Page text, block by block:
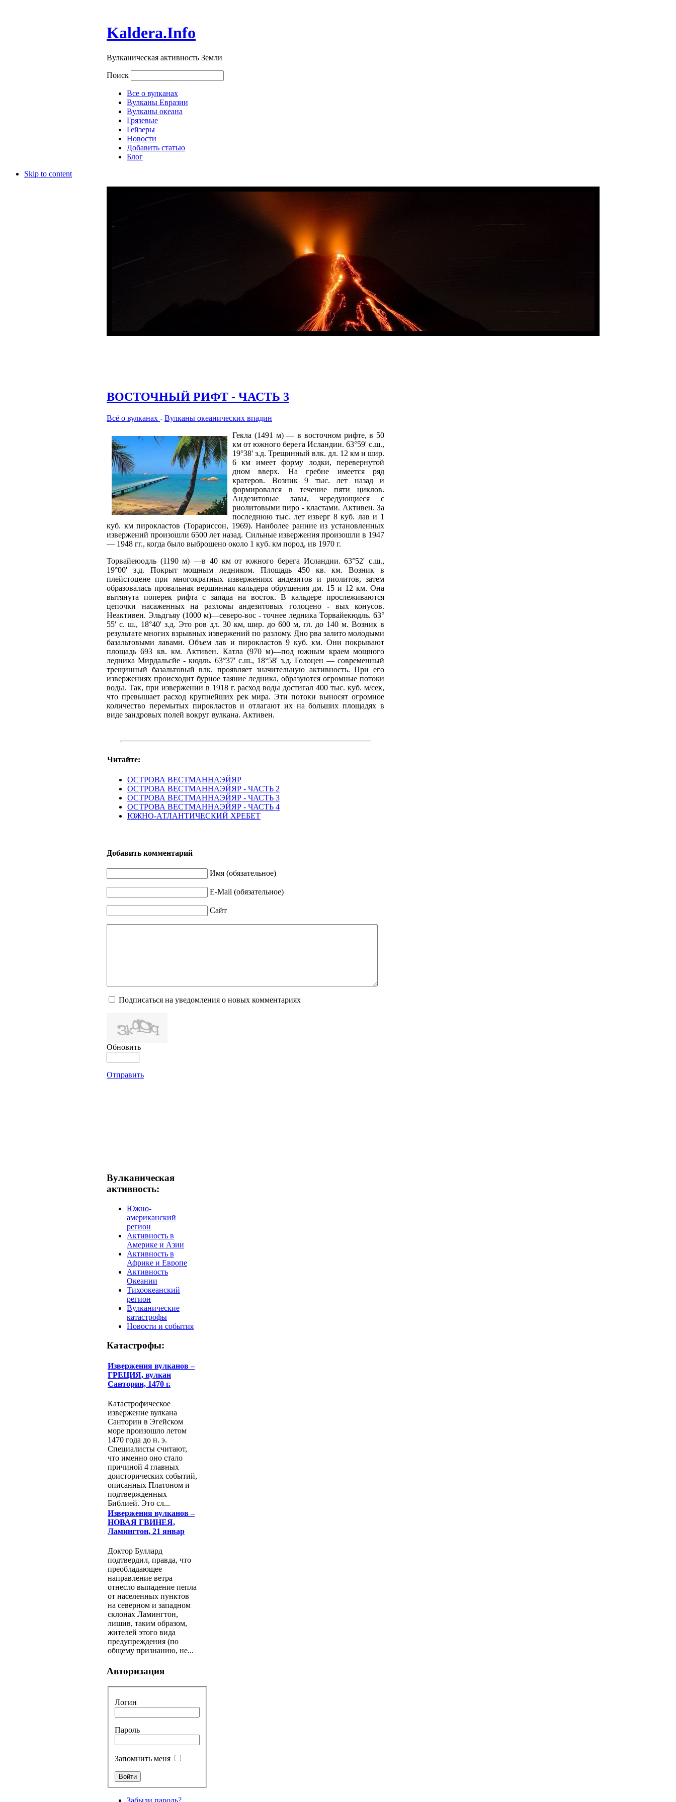
Kaldera.Info
Вулканическая активность Земли
Поиск
Все о вулканах
Вулканы Евразии
Вулканы океана
Грязевые
Гейзеры
Новости
Добавить статью
Блог
Skip to content
ВОСТОЧНЫЙ РИФТ - ЧАСТЬ 3
Всё о вулканах - Вулканы океанических впадин
Гекла (1491 м) — в восточном рифте, в 50
км от южного берега Исландии. 63°59' с.ш.,
19°38' з.д. Трещинный влк. дл. 12 км и шир.
6 км имеет форму лодки, перевернутой
дном вверх. На гребне имеется ряд
кратеров. Возник 9 тыс. лет назад и
формировался в течение пяти циклов.
Андезитовые лавы, чередующиеся с
риолитовыми пиро - кластами. Активен. За
последнюю тыс. лет изверг 8 куб. лав и 1
куб. км пирокластов (Торариссон, 1969). Наиболее ранние из установленных
извержений произошли 6500 лет назад. Сильные извержения произошли в 1947
— 1948 гг., когда было выброшено около 1 куб. км пород, ив 1970 г.
Торвайеюодль (1190 м) —в 40 км от южного берега Исландии. 63°52' с.ш.,
19°00' з.д. Покрыт мощным ледником. Площадь 450 кв. км. Возник в
плейстоцене при многократных извержениях андезитов и риолитов, затем
образовалась провальная вершинная кальдера обрушения дм. 15 и 12 км. Она
вытянута поперек рифта с запада на восток. В кальдере прослеживаются
цепочки насаженных на разломы андезитовых голоцено - вых конусов.
Неактивен. Эльдгьяу (1000 м)—северо-вос - точнее ледника Торвайекюдль. 63°
55' с. ш., 18°40' з.д. Это ров дл. 30 км, шир. до 600 м, гл. до 140 м. Возник в
результате многих взрывных извержений по разлому. Дно рва залито молодыми
базальтовыми лавами. Объем лав и пирокластов 9 куб. км. Они покрывают
площадь 693 кв. км. Активен. Катла (970 м)—под южным краем мощного
ледника Мирдальсйе - кюдль. 63°37' с.ш., 18°58' з.д. Голоцен — современный
трещинный базальтовый влк. проявляет значительную активность. При его
извержениях происходит бурное таяние ледника, образуются огромные потоки
воды. Так, при извержении в 1918 г. расход воды достигал 400 тыс. куб. м/сек,
что превышает расход крупнейших рек мира. Эти потоки выносят огромное
количество перемытых пирокластов и отлагают их на больших площадях в
виде зандровых полей вокруг вулкана. Активен.
Читайте:
ОСТРОВА ВЕСТМАННАЭЙЯР
ОСТРОВА ВЕСТМАННАЭЙЯР - ЧАСТЬ 2
ОСТРОВА ВЕСТМАННАЭЙЯР - ЧАСТЬ 3
ОСТРОВА ВЕСТМАННАЭЙЯР - ЧАСТЬ 4
ЮЖНО-АТЛАНТИЧЕСКИЙ ХРЕБЕТ
Добавить комментарий
Имя (обязательное)
E-Mail (обязательное)
Сайт
Подписаться на уведомления о новых комментариях
Обновить
Отправить
Вулканическая
активность:
Южно-
американский
регион
Активность в
Америке и Азии
Активность в
Африке и Европе
Активность
Океании
Тихоокеанский
регион
Вулканические
катастрофы
Новости и события
Катастрофы:
Извержения вулканов –
ГРЕЦИЯ, вулкан
Санторин, 1470 г.
Катастрофическое
извержение вулкана
Санторин в Эгейском
море произошло летом
1470 года до н. э.
Специалисты считают,
что именно оно стало
причиной 4 главных
доисторических событий,
описанных Платоном и
подтвержденных
Библией. Это сл...
Извержения вулканов –
НОВАЯ ГВИНЕЯ,
Ламингтон, 21 январ
Доктор Буллард
подтвердил, правда, что
преобладающее
направление ветра
отнесло выпадение пепла
от населенных пунктов
на северном и западном
склонах Ламингтон,
лишив, таким образом,
жителей этого вида
предупреждения (по
общему признанию, не...
Авторизация
Логин
Пароль
Запомнить меня